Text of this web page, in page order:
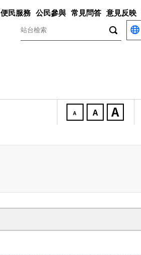
便民服務 公民參與 常見問答 意見反映